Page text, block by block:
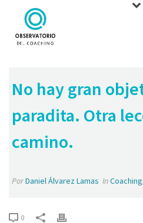
No hay gran
paradita. Otra
camino.
PorDaniel Álvarez Lamas InCoaching,
0